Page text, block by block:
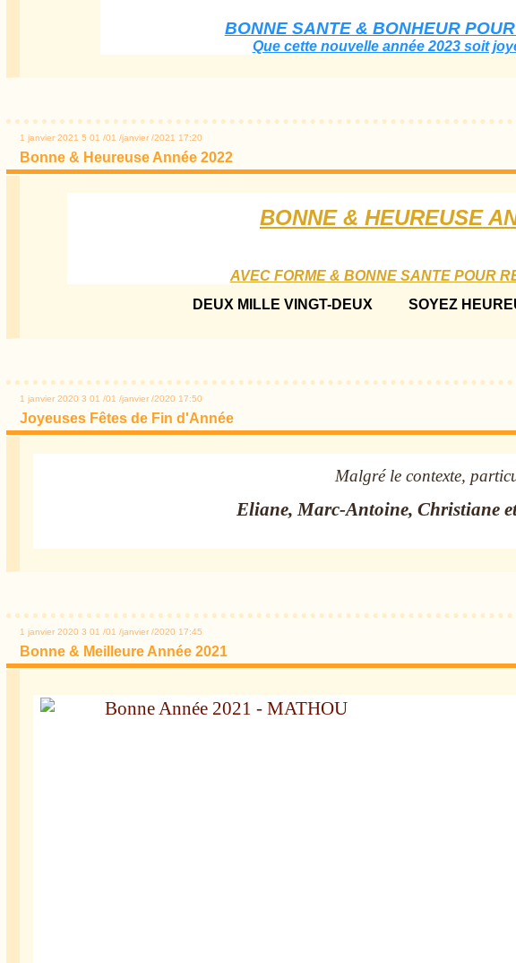
BONNE SANTE & BONHEUR
Que cette nouvelle année 2023 soit
1 janvier 2021 5 01 /01 /janvier /2021 17:20
Bonne & Heureuse Année 2022
BONNE & HEUREUSE
AVEC FORME & BONNE SANTE POUR
DEUX MILLE VINGT-DEUX SOYEZ
1 janvier 2020 3 01 /01 /janvier /2020 17:50
Joyeuses Fêtes de Fin d'Année
Malgré le contexte,
Eliane, Marc-Antoine, Christiane et
1 janvier 2020 3 01 /01 /janvier /2020 17:45
Bonne & Meilleure Année 2021